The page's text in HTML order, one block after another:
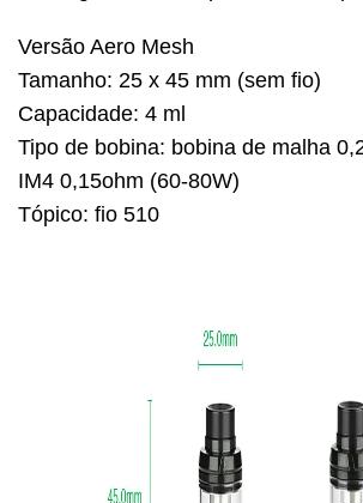
Versão Aero Mesh
Tamanho: 25 x 45 mm (sem fio)
Capacidade: 4 ml
Tipo de bobina: bobina de malha
IM4 0,15ohm (60-80W)
Tópico: fio 510